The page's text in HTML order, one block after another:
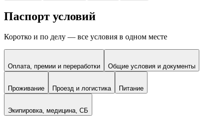
Паспорт условий
Коротко и по делу — все условия в одном месте
Оплата, премии и переработки Общие условия и документы
Проживание Проезд и логистика Питание
Экипировка, медицина, СБ